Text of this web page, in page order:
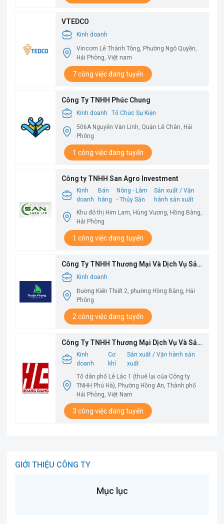
VTEDCO
Kinh doanh
Vincom Lê Thánh Tông, Phường Ngô Quyền,
Hải Phòng, Việt nam
7 công việc đang tuyển
Công Ty TNHH Phúc Chung
Kinh doanh
Tổ Chức Sự Kiện
506A Nguyễn Văn Linh, Quận Lê Chân, Hải
Phòng
1 công việc đang tuyển
Công ty TNHH San Agro Investment
Kinh
doanh
Bán
hàng
Nông - Lâm
- Thủy Sản
Sản xuất / Vận
hành sản xuất
Khu đô thị Him Lam, Hùng Vương, Hồng Bàng,
Hải Phòng
1 công việc đang tuyển
Công Ty TNHH Thương Mại Và Dịch Vụ Sản
Xuất Thuận Phong
Kinh doanh
Đường Kiến Thiết 2, phường Hồng Bàng, Hải
Phòng
2 công việc đang tuyển
Công Ty TNHH Thương Mại Dịch Vụ Và Sản
Xuất Hoàng Giang
Kinh
doanh
Cơ
khí
Sản xuất / Vận hành sản
xuất
Tổ dân phố Lê Lác 1 (thuê lại của Công ty
TNHH Phú Hà), Phường Hồng An, Thành phố
Hải Phòng, Việt Nam
3 công việc đang tuyển
GIỚI THIỆU CÔNG TY
Mục lục